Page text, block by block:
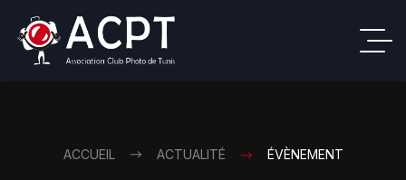
ACCUEIL ACTUALITÉ ÉVÈNEMENT